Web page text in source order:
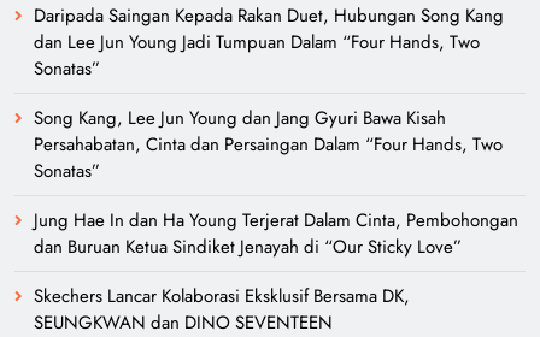
Daripada Saingan Kepada Rakan Duet, Hubungan Song Kang
dan Lee Jun Young Jadi Tumpuan Dalam “Four Hands, Two
Sonatas”
Song Kang, Lee Jun Young dan Jang Gyuri Bawa Kisah
Persahabatan, Cinta dan Persaingan Dalam “Four Hands, Two
Sonatas”
Jung Hae In dan Ha Young Terjerat Dalam Cinta, Pembohongan
dan Buruan Ketua Sindiket Jenayah di “Our Sticky Love”
Skechers Lancar Kolaborasi Eksklusif Bersama DK,
SEUNGKWAN dan DINO SEVENTEEN